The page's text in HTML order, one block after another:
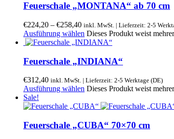
Feuerschale „MONTANA“ ab 70 cm
€224,20 – €258,40 inkl. MwSt. | Lieferzeit: 2-5
Ausführung wählen Dieses Produkt weist
Feuerschale „INDIANA“
€312,40 inkl. MwSt. | Lieferzeit: 2-5 Werktage (DE)
Ausführung wählen Dieses Produkt weist
Sale!
Feuerschale „CUBA“ 70×70 cm